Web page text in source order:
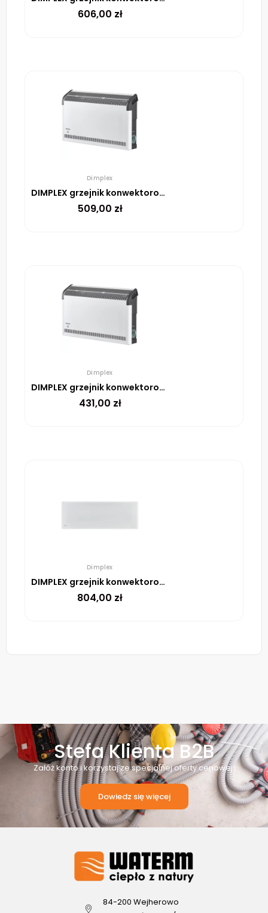
606,00 zł
Dimplex
DIMPLEX grzejnik konwektorowy DX420E 2000W
509,00 zł
Dimplex
DIMPLEX grzejnik konwektorowy DX410E 1000W
431,00 zł
Dimplex
DIMPLEX grzejnik konwektorowy DTD4T 20 2000W
804,00 zł
Stefa Klienta B2B
Załóż konto i korzystaj ze specjalnej oferty cenowej!
Dowiedz się więcej
84-200 Wejherowo